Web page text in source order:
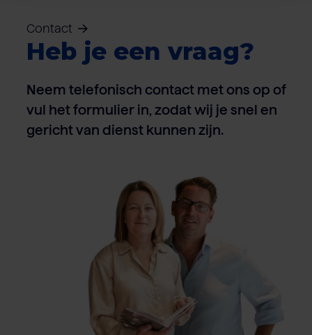
Contact
Heb je een vraag?
Neem telefonisch contact met ons op of
vul het formulier in, zodat wij je snel en
gericht van dienst kunnen zijn.